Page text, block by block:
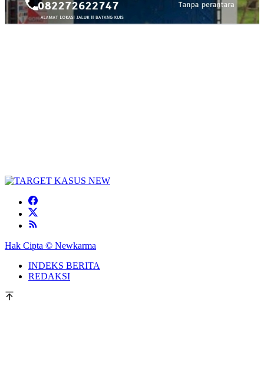
Hak Cipta © Newkarma
INDEKS BERITA
REDAKSI